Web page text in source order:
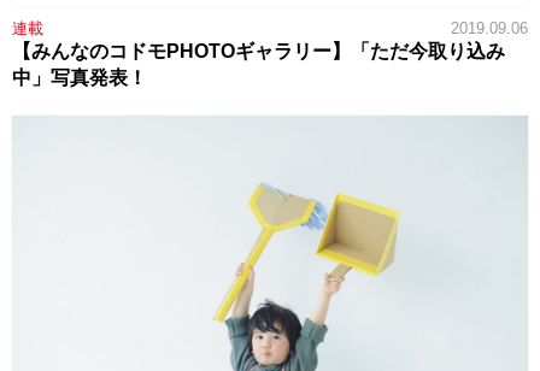
連載 2019.09.06
【みんなのコドモPHOTOギャラリー】「ただ今取り込み
中」写真発表！